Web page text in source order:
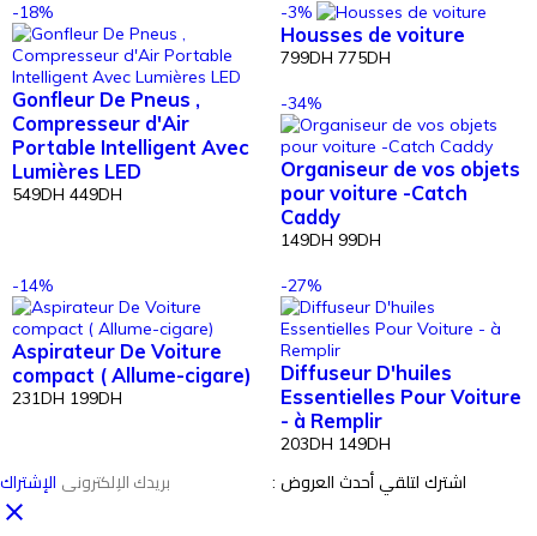
-18%
Gonfleur De Pneus ,
Compresseur d'Air
Portable Intelligent Avec
Lumières LED
549DH 449DH
-3%
Housses de voiture
799DH 775DH
-34%
Organiseur de vos objets
pour voiture -Catch
Caddy
149DH 99DH
-14%
Aspirateur De Voiture
compact ( Allume-cigare)
231DH 199DH
-27%
Diffuseur D'huiles
Essentielles Pour Voiture
- à Remplir
203DH 149DH
اشترك لتلقي أحدث العروض :
الإشتراك
close